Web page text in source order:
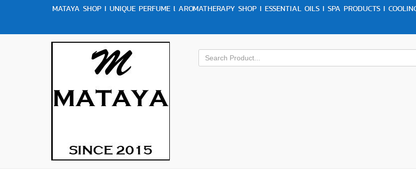
MATAYA SHOP I UNIQUE PERFUME l AROMATHERAPY SHOP I ESSENTIAL OILS I SPA PRODUCTS I